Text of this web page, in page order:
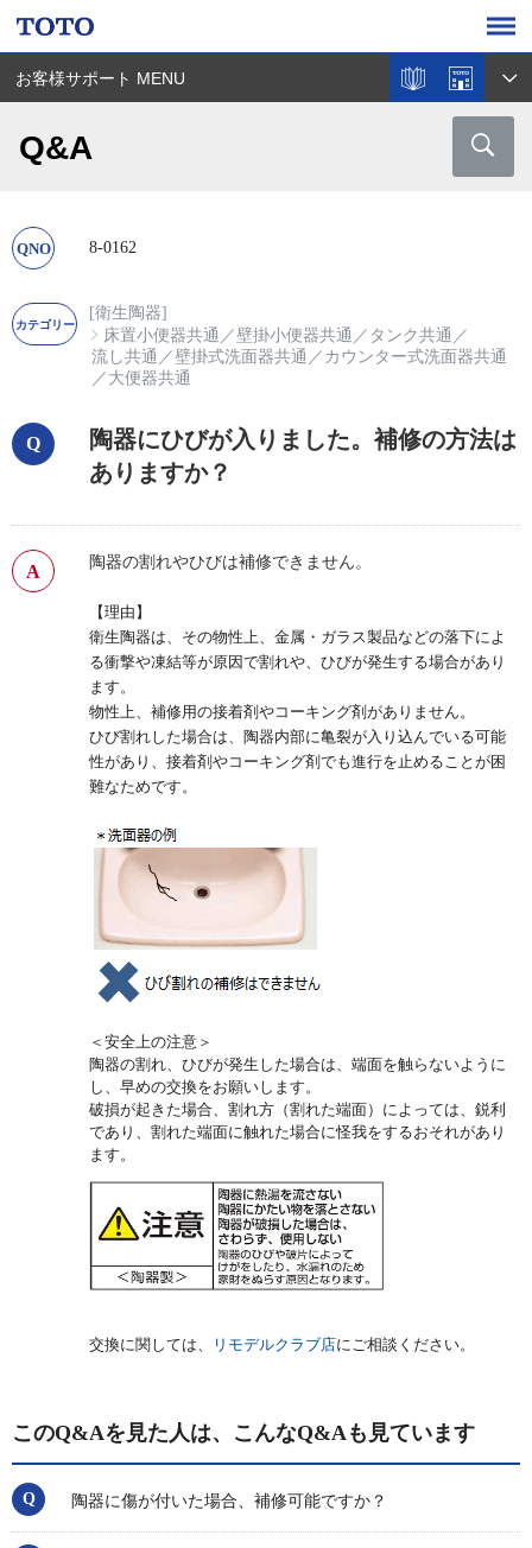
お客様サポート MENU
Q&A
8-0162
[衛生陶器]
床置小便器共通 ／壁掛小便器共通 ／ タンク共通 ／
流し共通 ／壁掛式洗面器共通 ／ カウンター式洗面器共通
／ 大便器共通
陶器にひびが入りました。補修の方法は
ありますか？
陶器の割れやひびは補修できません。
【理由】
衛生陶器は、その物性上、金属・ガラス製品などの落下によ
る衝撃や凍結等が原因で割れや、ひびが発生する場合があり
ます。
物性上、補修用の接着剤やコーキング剤がありません。
ひび割れした場合は、陶器内部に亀裂が入り込んでいる可能
性があり、接着剤やコーキング剤でも進行を止めることが困
難なためです。
＜安全上の注意＞
陶器の割れ、ひびが発生した場合は、端面を触らないように
し、早めの交換をお願いします。
破損が起きた場合、割れ方（割れた端面）によっては、鋭利
であり、割れた端面に触れた場合に怪我をするおそれがあり
ます。
交換に関しては、 リモデルクラブ店にご相談ください。
このQ&Aを見た人は、こんなQ&Aも見ています
陶器に傷が付いた場合、補修可能ですか？